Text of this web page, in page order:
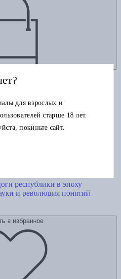
республики в эпоху
и революция понятий
в избранное
для взрослых и
старше 18 лет.
покиньте сайт.